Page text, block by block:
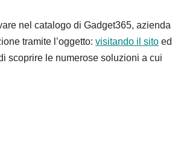
nel catalogo di Gadget365, azienda
tramite l’oggetto: visitando il sito ed
scoprire le numerose soluzioni a cui